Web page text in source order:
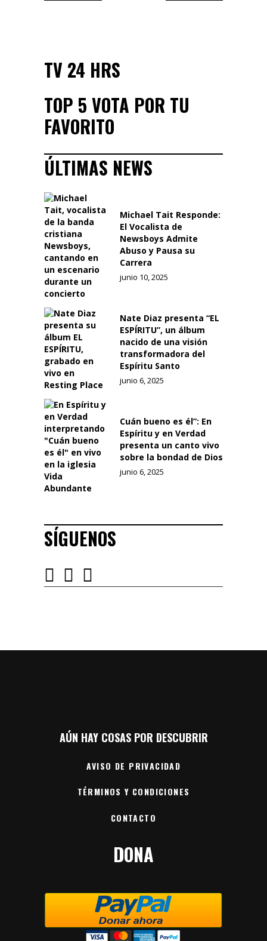
TV 24 HRS
TOP 5 VOTA POR TU
FAVORITO
ÚLTIMAS NEWS
Michael Tait Responde:
El Vocalista de
Newsboys Admite
Abuso y Pausa su
Carrera
junio 10, 2025
Nate Diaz presenta “EL
ESPÍRITU”, un álbum
nacido de una visión
transformadora del
Espíritu Santo
junio 6, 2025
Cuán bueno es él”: En
Espíritu y en Verdad
presenta un canto vivo
sobre la bondad de Dios
junio 6, 2025
SÍGUENOS
AÚN HAY COSAS POR DESCUBRIR
AVISO DE PRIVACIDAD
TÉRMINOS Y CONDICIONES
CONTACTO
DONA